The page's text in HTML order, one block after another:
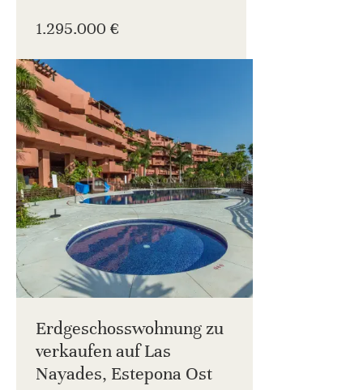
1.295.000 €
Erdgeschosswohnung zu
verkaufen auf Las
Nayades, Estepona Ost